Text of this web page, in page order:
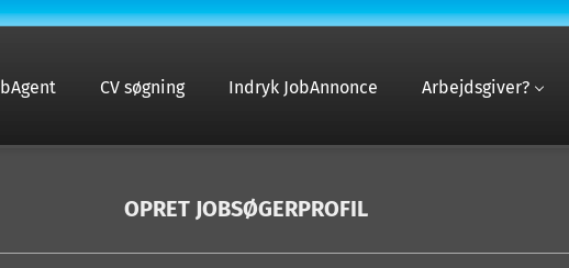
CV søgning Indryk JobAnnonce Arbejdsgiver?
OPRET JOBSØGERPROFIL